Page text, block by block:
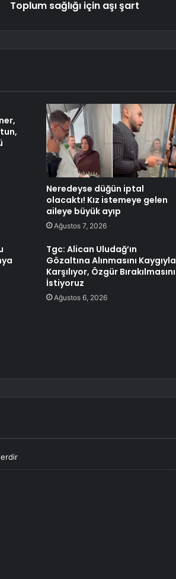
Toplum sağlığı için aşı şart
Neredeyse düğün iptal
olacaktı! Kız istemeye gelen
aileye büyük ayıp
Ağustos 7, 2026
Tgc: Alican Uludağ’ın
Gözaltına Alınmasını Kaygıyla
Karşılıyor, Özgür Bırakılmasını
İstiyoruz
Ağustos 6, 2026